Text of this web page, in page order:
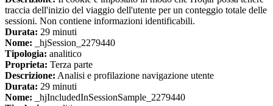
traccia dell'inizio del viaggio dell'utente per un conteggio totale delle
sessioni. Non contiene informazioni identificabili.
Durata: 29 minuti
Nome: _hjSession_2279440
Tipologia: analitico
Proprieta: Terza parte
Descrizione: Analisi e profilazione navigazione utente
Durata: 29 minuti
Nome: _hjIncludedInSessionSample_2279440